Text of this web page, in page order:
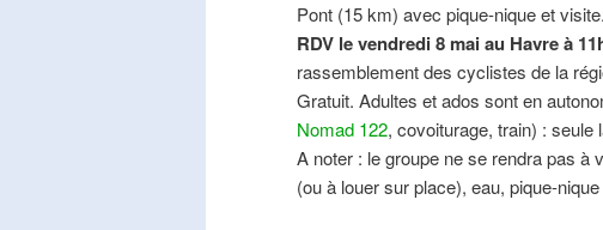
Pont (15 km) avec pique-nique et visite.
RDV le vendredi 8 mai au Havre à
rassemblement des cyclistes de la
Gratuit. Adultes et ados sont en
Nomad 122, covoiturage, train) : seule
A noter : le groupe ne se rendra pas
(ou à louer sur place), eau, pique-